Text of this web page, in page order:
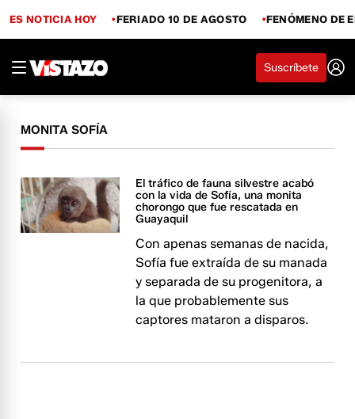
ES NOTICIA HOY FERIADO 10 DE AGOSTO FENÓMENO DE
Suscríbete
MONITA SOFÍA
El tráfico de fauna silvestre acabó
con la vida de Sofía, una monita
chorongo que fue rescatada en
Guayaquil
Con apenas semanas de nacida,
Sofía fue extraída de su manada
y separada de su progenitora, a
la que probablemente sus
captores mataron a disparos.